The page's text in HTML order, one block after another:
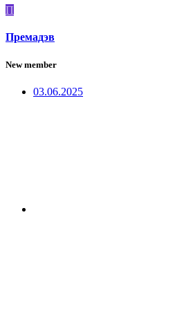
П
Премадэв
New member
03.06.2025